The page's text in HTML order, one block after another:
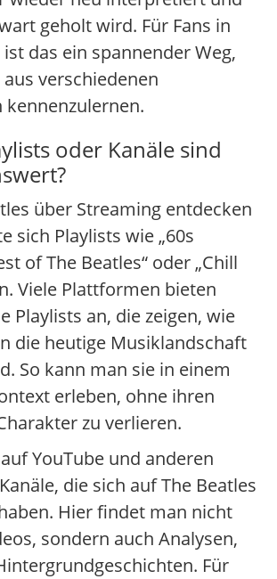
geholt wird. Für Fans in
das ein spannender Weg,
verschiedenen
kennenzulernen.
oder Kanäle sind
über Streaming entdecken
sich Playlists wie „60s
of The Beatles“ oder „Chill
Viele Plattformen bieten
Playlists an, die zeigen, wie
die heutige Musiklandschaft
So kann man sie in einem
erleben, ohne ihren
zu verlieren.
YouTube und anderen
die sich auf The Beatles
Hier findet man nicht
sondern auch Analysen,
Für